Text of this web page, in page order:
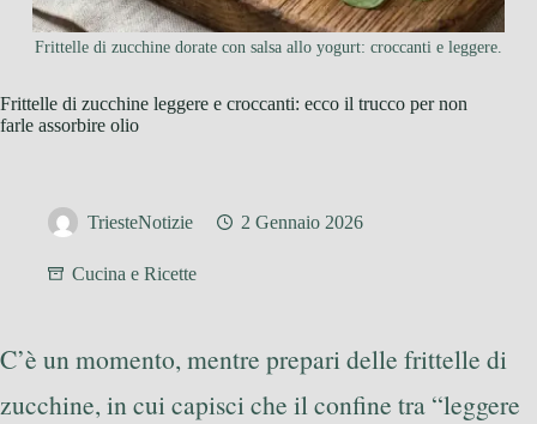
Frittelle di zucchine dorate con salsa allo yogurt: croccanti e leggere.
Frittelle di zucchine leggere e croccanti: ecco il trucco per non
farle assorbire olio
TriesteNotizie 2 Gennaio 2026
Cucina e Ricette
C’è un momento, mentre prepari delle frittelle di
zucchine, in cui capisci che il confine tra “leggere